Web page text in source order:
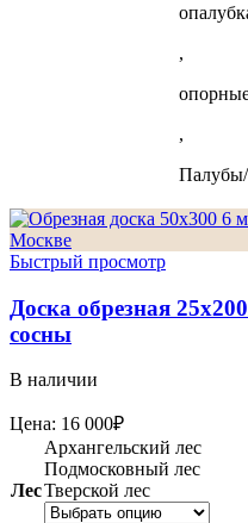
,
,
Быстрый просмотр
Доска обрезная
сосны
В наличии
Цена: 16 000₽
Лес
Архангельский лес
Подмосковный лес
Тверской лес